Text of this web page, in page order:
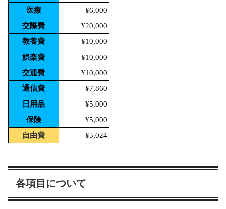
医療
¥6,000
交際費
¥20,000
教養費
¥10,000
娯楽費
¥10,000
交通費
¥10,000
通信費
¥7,860
日用品
¥5,000
保険
¥5,000
自由費
¥5,024
各項目について